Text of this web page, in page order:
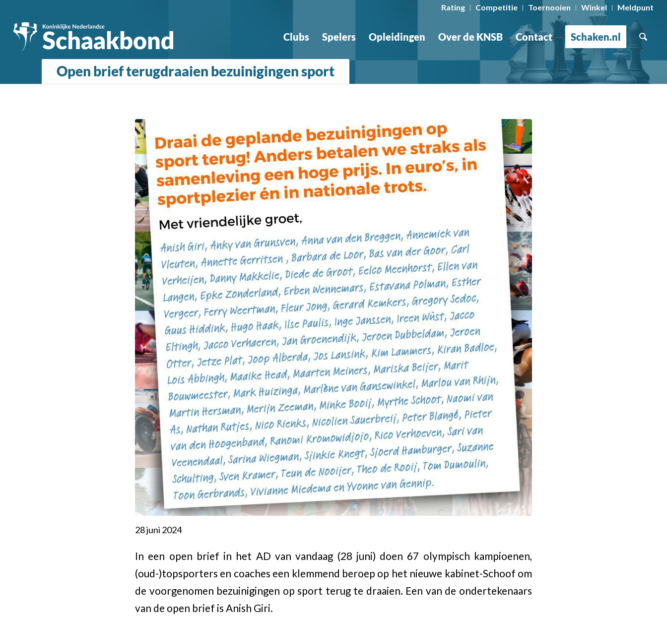
Rating Competitie Toernooien Winkel Meldpunt
Clubs Spelers Opleidingen Over de KNSB Contact Schaken.nl
Open brief terugdraaien bezuinigingen sport
28 juni 2024
In een open brief in het AD van vandaag (28 juni) doen 67 olympisch kampioenen,
(oud-)topsporters en coaches een klemmend beroep op het nieuwe kabinet-Schoof om
de voorgenomen bezuinigingen op sport terug te draaien. Een van de ondertekenaars
van de open brief is Anish Giri.